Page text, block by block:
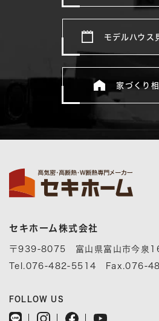
モデルハウス
家づくり
セキホーム株式会社
〒939-8075 富山県富山市今泉
Tel.076-482-5514 Fax.076-
FOLLOW US